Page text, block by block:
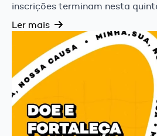
inscrições terminam nesta
Ler mais